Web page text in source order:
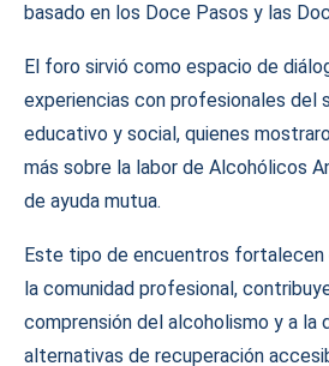
basado en los Doce Pasos y las
El foro sirvió como espacio de
experiencias con profesionales del
educativo y social, quienes
más sobre la labor de Alcohólicos
de ayuda mutua.
Este tipo de encuentros fortalecen
la comunidad profesional,
comprensión del alcoholismo y a la
alternativas de recuperación